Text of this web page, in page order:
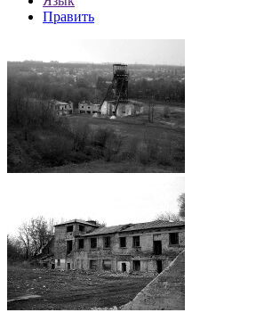
Править